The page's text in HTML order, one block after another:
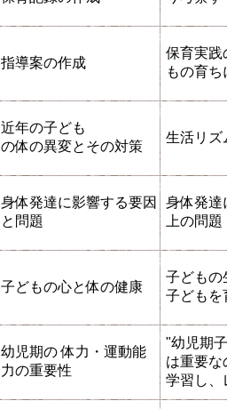
指導案の作成
保育実践
もの育
近年の子ども
の体の異変とその対策
生活リズ
身体発達に影響する要因
と問題
身体発達
上の問題
子どもの心と体の健康
子どもの
子どもを
幼児期の 体力・運動能
力の重要性
"幼児期
は重要な
学習し、